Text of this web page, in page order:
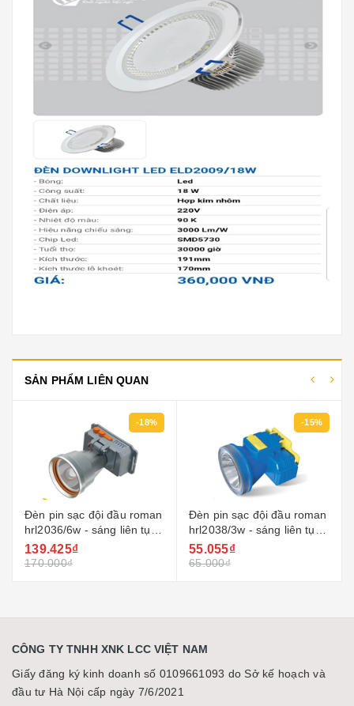
SẢN PHẨM LIÊN QUAN
-15%
Đèn pin sạc đội đầu roman
hrl2038/3w - sáng liên tục
10 giờ
55.055₫
65.000₫
-17%
Đèn pin sạc đội đầu roman
hrl2035/4w - sáng liên tục
14 giờ
124.410₫
150.000₫
CÔNG TY TNHH XNK LCC VIỆT NAM
Giấy đăng ký kinh doanh số 0109661093 do Sở kế hoạch và
đầu tư Hà Nội cấp ngày 7/6/2021